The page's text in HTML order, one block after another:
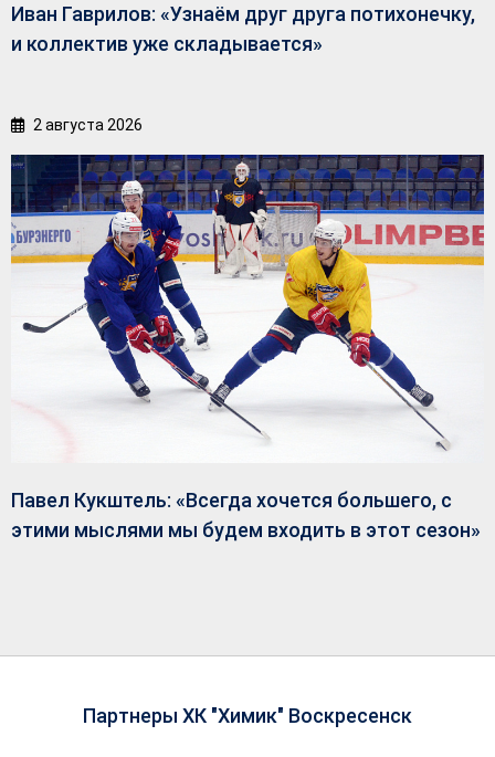
Иван Гаврилов: «Узнаём друг друга потихонечку,
и коллектив уже складывается»
2 августа 2026
Павел Кукштель: «Всегда хочется большего, с
этими мыслями мы будем входить в этот сезон»
Партнеры ХК "Химик" Воскресенск